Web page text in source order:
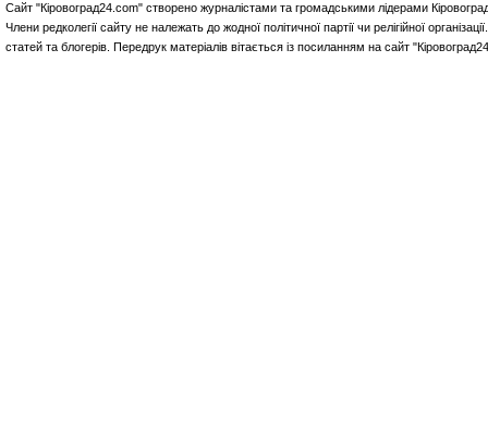
Сайт "Кіровоград24.com" створено журналістами та громадськими лідерами
Члени редколегії сайту не належать до жодної політичної партії чи релігійної
статей та блогерів. Передрук матеріалів вітається із посиланням на сайт